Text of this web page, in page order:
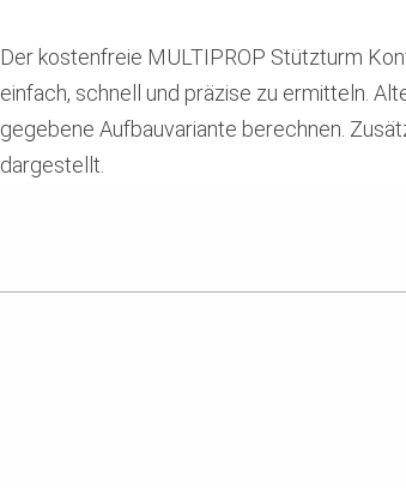
Der kostenfreie MULTIPROP Stützturm
einfach, schnell und präzise zu ermitteln.
gegebene Aufbauvariante berechnen.
dargestellt.